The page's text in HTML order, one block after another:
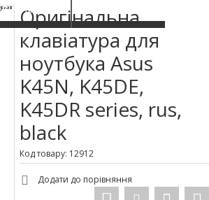
пристрої
Оригінальна
клавіатура для
ноутбука Asus
K45N, K45DE,
K45DR series, rus,
black
Код товару: 12912
Додати до порівняння